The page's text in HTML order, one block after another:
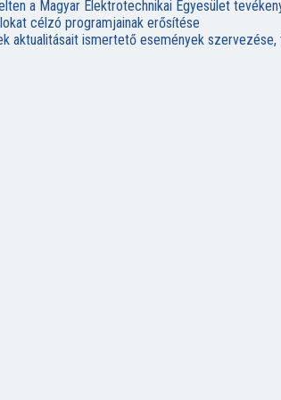
a Magyar Elektrotechnikai Egyesület
célzó programjainak erősítése
aktualitásait ismertető események